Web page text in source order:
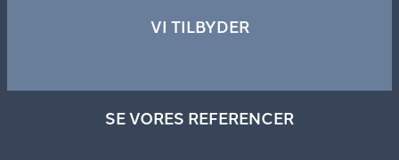
VI TILBYDER
SE VORES REFERENCER